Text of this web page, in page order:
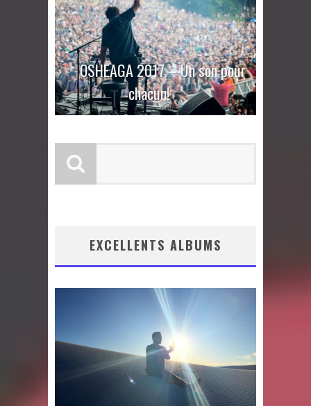
OSHEAGA 2017 – Un son pour
chacun!
EXCELLENTS ALBUMS